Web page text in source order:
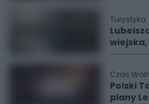
Turystyka
Czas
Polski
plany